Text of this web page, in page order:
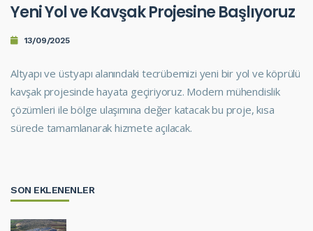
Yeni Yol ve Kavşak Projesine Başlıyoruz
13/09/2025
Altyapı ve üstyapı alanındaki tecrübemizi yeni bir yol ve köprülü
kavşak projesinde hayata geçiriyoruz. Modern mühendislik
çözümleri ile bölge ulaşımına değer katacak bu proje, kısa
sürede tamamlanarak hizmete açılacak.
SON EKLENENLER